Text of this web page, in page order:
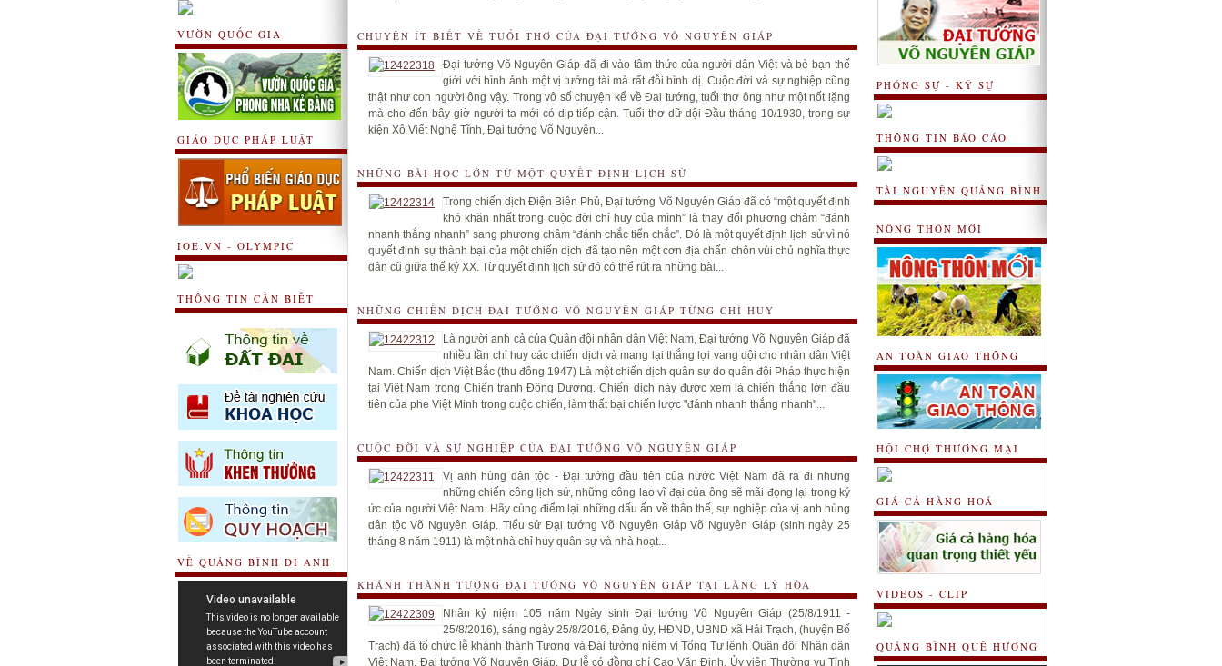
VƯỜN QUỐC GIA
GIÁO DỤC PHÁP LUẬT
IOE.VN - OLYMPIC
THÔNG TIN CẦN BIẾT
VỀ QUẢNG BÌNH ĐI ANH
PHÓNG SỰ - KÝ SỰ
THÔNG TIN BÁO CÁO
TÀI NGUYÊN QUẢNG BÌNH
NÔNG THÔN MỚI
AN TOÀN GIAO THÔNG
HỘI CHỢ THƯƠNG MẠI
GIÁ CẢ HÀNG HOÁ
VIDEOS - CLIP
QUẢNG BÌNH QUÊ HƯƠNG
CHUYỆN ÍT BIẾT VỀ TUỔI THƠ CỦA ĐẠI TƯỚNG VÕ NGUYÊN GIÁP
Đại tướng Võ Nguyên Giáp đã đi vào tâm thức của người dân Việt và bè bạn thế
giới với hình ảnh một vị tướng tài mà rất đỗi bình dị. Cuộc đời và sự nghiệp cũng
thật như con người ông vậy. Trong vô số chuyện kể về Đại tướng, tuổi thơ ông như một nốt lặng
mà cho đến bây giờ người ta mới có dịp tiếp cận. Tuổi thơ dữ dội Đầu tháng 10/1930, trong sự
kiện Xô Viết Nghệ Tĩnh, Đại tướng Võ Nguyên...
NHỮNG BÀI HỌC LỚN TỪ MỘT QUYẾT ĐỊNH LỊCH SỬ
Trong chiến dịch Điện Biên Phủ, Đại tướng Võ Nguyên Giáp đã có “một quyết định
khó khăn nhất trong cuộc đời chỉ huy của mình” là thay đổi phương châm “đánh
nhanh thắng nhanh” sang phương châm “đánh chắc tiến chắc”. Đó là một quyết định lịch sử vì nó
quyết định sự thành bại của một chiến dịch đã tạo nên một cơn địa chấn chôn vùi chủ nghĩa thực
dân cũ giữa thế kỷ XX. Từ quyết định lịch sử đó có thể rút ra những bài...
NHỮNG CHIẾN DỊCH ĐẠI TƯỚNG VÕ NGUYÊN GIÁP TỪNG CHỈ HUY
Là người anh cả của Quân đội nhân dân Việt Nam, Đại tướng Võ Nguyên Giáp đã
nhiều lần chỉ huy các chiến dịch và mang lại thắng lợi vang dội cho nhân dân Việt
Nam. Chiến dịch Việt Bắc (thu đông 1947) Là một chiến dịch quân sự do quân đội Pháp thực hiện
tại Việt Nam trong Chiến tranh Đông Dương. Chiến dịch này được xem là chiến thắng lớn đầu
tiên của phe Việt Minh trong cuộc chiến, làm thất bại chiến lược "đánh nhanh thắng nhanh"...
CUỘC ĐỜI VÀ SỰ NGHIỆP CỦA ĐẠI TƯỚNG VÕ NGUYÊN GIÁP
Vị anh hùng dân tộc - Đại tướng đầu tiên của nước Việt Nam đã ra đi nhưng
những chiến công lịch sử, những công lao vĩ đại của ông sẽ mãi đọng lại trong ký
ức của người Việt Nam. Hãy cùng điểm lại những dấu ấn về thân thế, sự nghiệp của vị anh hùng
dân tộc Võ Nguyên Giáp. Tiểu sử Đại tướng Võ Nguyên Giáp Võ Nguyên Giáp (sinh ngày 25
tháng 8 năm 1911) là một nhà chỉ huy quân sự và nhà hoạt...
KHÁNH THÀNH TƯỢNG ĐẠI TƯỚNG VÕ NGUYÊN GIÁP TẠI LÀNG LÝ HÒA
Nhân kỷ niệm 105 năm Ngày sinh Đại tướng Võ Nguyên Giáp (25/8/1911 -
25/8/2016), sáng ngày 25/8/2016, Đảng ủy, HĐND, UBND xã Hải Trạch, (huyện Bố
Trạch) đã tổ chức lễ khánh thành Tượng và Đài tưởng niệm vị Tổng Tư lệnh Quân đội Nhân dân
Việt Nam, Đại tướng Võ Nguyên Giáp. Dự lễ có đồng chí Cao Văn Định, Ủy viên Thường vụ Tỉnh